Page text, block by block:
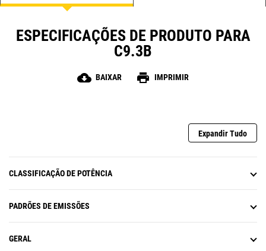
ESPECIFICAÇÕES DE PRODUTO PARA
C9.3B
cloud_download BAIXAR print IMPRIMIR
Expandir Tudo
CLASSIFICAÇÃO DE POTÊNCIA
PADRÕES DE EMISSÕES
GERAL